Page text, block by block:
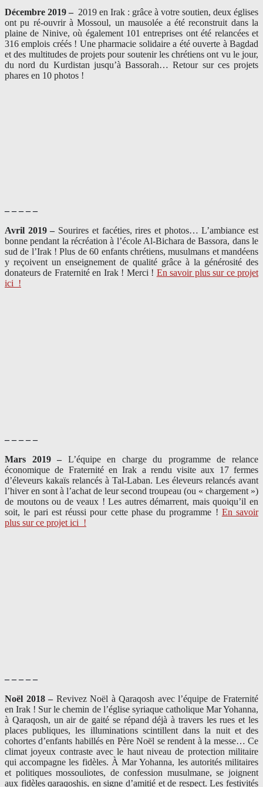
Décembre 2019 – 2019 en Irak : grâce à votre soutien, deux églises
ont pu ré-ouvrir à Mossoul, un mausolée a été reconstruit dans la
plaine de Ninive, où également 101 entreprises ont été relancées et
316 emplois créés ! Une pharmacie solidaire a été ouverte à Bagdad
et des multitudes de projets pour soutenir les chrétiens ont vu le jour,
du nord du Kurdistan jusqu’à Bassorah… Retour sur ces projets
phares en 10 photos !
– – – – –
Avril 2019 – Sourires et facéties, rires et photos… L’ambiance est
bonne pendant la récréation à l’école Al-Bichara de Bassora, dans le
sud de l’Irak ! Plus de 60 enfants chrétiens, musulmans et mandéens
y reçoivent un enseignement de qualité grâce à la générosité des
donateurs de Fraternité en Irak ! Merci ! En savoir plus sur ce projet
ici !
– – – – –
Mars 2019 – L’équipe en charge du programme de relance
économique de Fraternité en Irak a rendu visite aux 17 fermes
d’éleveurs kakaïs relancés à Tal-Laban. Les éleveurs relancés avant
l’hiver en sont à l’achat de leur second troupeau (ou « chargement »)
de moutons ou de veaux ! Les autres démarrent, mais quoiqu’il en
soit, le pari est réussi pour cette phase du programme ! En savoir
plus sur ce projet ici !
– – – – –
Noël 2018 – Revivez Noël à Qaraqosh avec l’équipe de Fraternité
en Irak ! Sur le chemin de l’église syriaque catholique Mar Yohanna,
à Qaraqosh, un air de gaité se répand déjà à travers les rues et les
places publiques, les illuminations scintillent dans la nuit et des
cohortes d’enfants habillés en Père Noël se rendent à la messe… Ce
climat joyeux contraste avec le haut niveau de protection militaire
qui accompagne les fidèles. À Mar Yohanna, les autorités militaires
et politiques mossouliotes, de confession musulmane, se joignent
aux fidèles qaraqoshis, en signe d’amitié et de respect. Les festivités